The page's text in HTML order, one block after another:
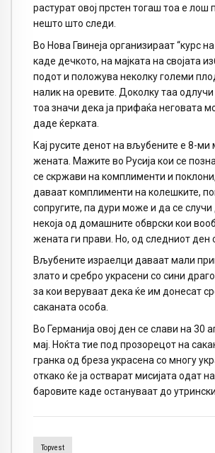
растурат овој прстен тогаш тоа е лош
нешто што следи.
Во Нова Гвинеја организираат “курс
каде дечкото, на мајката на својата
подот и положува неколку големи
налик на оревите. Доколку таа
тоа значи дека ја прифаќа неговата
даде ќерката.
Кај русите денот на вљубените е 8-ми
жената. Мажите во Русија кои се
се скржави на комплименти и
даваат комплименти на колешките,
сопругите, па дури може и да се
некоја од домашните обврски кои
жената ги прави. Но, од следниот ден
Вљубените израелци даваат мали
злато и сребро украсени со сини
за кои веруваат дека ќе им донесат
саканата особа.
Во Германија овој ден се слави на 30
мај. Ноќта тие под прозорецот на
гранка од бреза украсена со многу
откако ќе ја остварат мисијата одат
баровите каде остануваат до
Topvest